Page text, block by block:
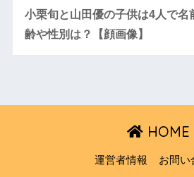
小栗旬と山田優の子供は4人で名
齢や性別は？【顔画像】
HOME
運営者情報 お問い